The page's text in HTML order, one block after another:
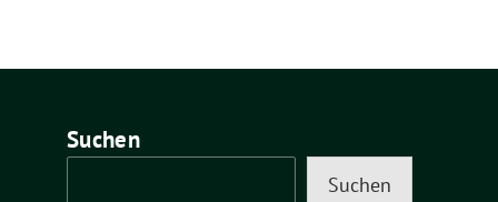
Suchen
Suchen